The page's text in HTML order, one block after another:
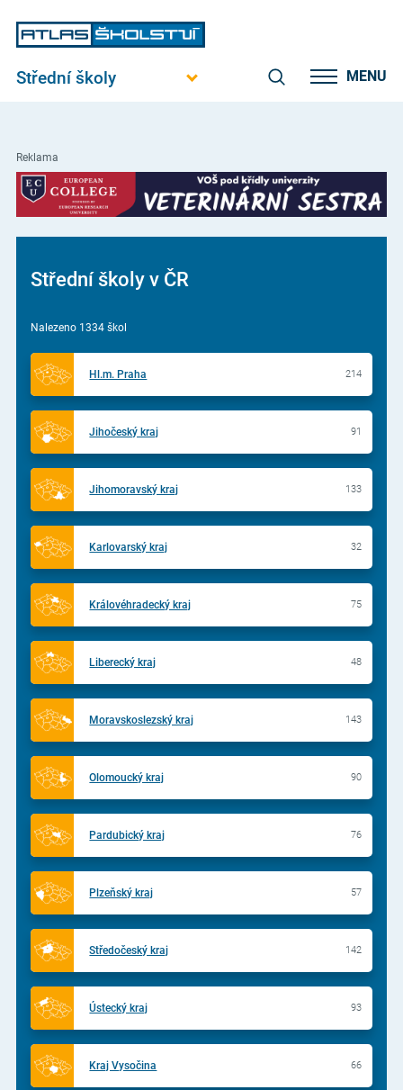
Střední školy MENU
Reklama
Střední školy v ČR
Nalezeno 1334 škol
Hl.m. Praha 214
Jihočeský kraj 91
Jihomoravský kraj 133
Karlovarský kraj 32
Královéhradecký kraj 75
Liberecký kraj 48
Moravskoslezský kraj 143
Olomoucký kraj 90
Pardubický kraj 76
Plzeňský kraj 57
Středočeský kraj 142
Ústecký kraj 93
Kraj Vysočina 66